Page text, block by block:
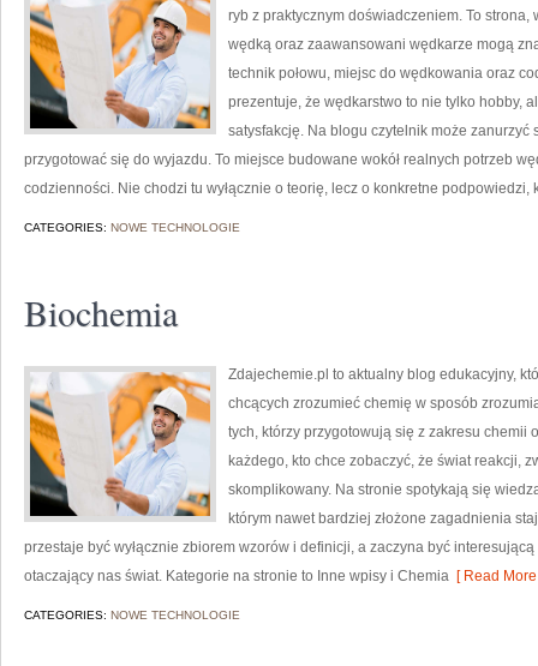
ryb z praktycznym doświadczeniem. To
wędką oraz zaawansowani wędkarze mogą
technik połowu, miejsc do wędkowania oraz
prezentuje, że wędkarstwo to nie tylko hobby,
satysfakcję. Na blogu czytelnik może
przygotować się do wyjazdu. To miejsce budowane wokół realnych potrzeb
codzienności. Nie chodzi tu wyłącznie o teorię, lecz o konkretne podpowiedzi,
CATEGORIES: NOWE TECHNOLOGIE
Biochemia
Zdajechemie.pl to aktualny blog edukacyjny,
chcących zrozumieć chemię w sposób
tych, którzy przygotowują się z zakresu
każdego, kto chce zobaczyć, że świat reakcji,
skomplikowany. Na stronie spotykają się
którym nawet bardziej złożone zagadnienia
przestaje być wyłącznie zbiorem wzorów i definicji, a zaczyna być
otaczający nas świat. Kategorie na stronie to Inne wpisy i Chemia [ Read
CATEGORIES: NOWE TECHNOLOGIE